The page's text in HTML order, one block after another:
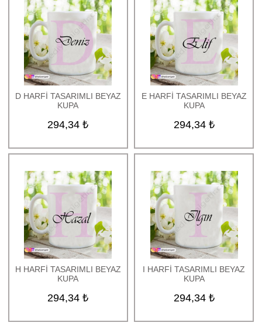
D HARFİ TASARIMLI BEYAZ
KUPA
294,34 ₺
E HARFİ TASARIMLI BEYAZ
KUPA
294,34 ₺
H HARFİ TASARIMLI BEYAZ
KUPA
294,34 ₺
I HARFİ TASARIMLI BEYAZ
KUPA
294,34 ₺